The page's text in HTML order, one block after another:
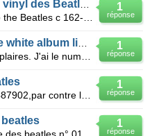
1
réponse
1
réponse
1
réponse
1
réponse